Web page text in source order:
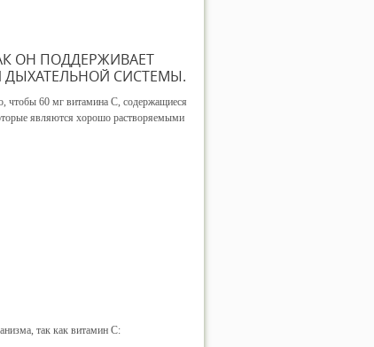
ОН ПОДДЕРЖИВАЕТ
ДЫХАТЕЛЬНОЙ СИСТЕМЫ.
чтобы 60 мг витамина С, содержащиеся
являются хорошо растворяемыми
так как витамин С: